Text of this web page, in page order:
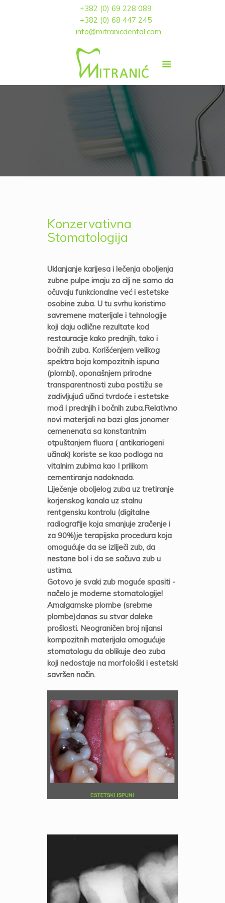
+382 (0) 69 228 089
+382 (0) 68 447 245
info@mitranicdental.com
Konzervativna
Stomatologija
Uklanjanje karijesa i lečenja oboljenja
zubne pulpe imaju za cilj ne samo da
očuvaju funkcionalne već i estetske
osobine zuba. U tu svrhu koristimo
savremene materijale i tehnologije
koji daju odlične rezultate kod
restauracije kako prednjih, tako i
bočnih zuba. Korišćenjem velikog
spektra boja kompozitnih ispuna
(plombi), oponašnjem prirodne
transparentnosti zuba postižu se
zadivljujući učinci tvrdoće i estetske
moći i prednjih i bočnih zuba.Relativno
novi materijali na bazi glas jonomer
cemenenata sa konstantnim
otpuštanjem fluora ( antikariogeni
učinak) koriste se kao podloga na
vitalnim zubima kao I prilikom
cementiranja nadoknada.
Liječenje oboljelog zuba uz tretiranje
korjenskog kanala uz stalnu
rentgensku kontrolu (digitalne
radiografije koja smanjuje zračenje i
za 90%)je terapijska procedura koja
omogućuje da se izliječi zub, da
nestane bol i da se sačuva zub u
ustima.
Gotovo je svaki zub moguće spasiti -
načelo je moderne stomatologije!
Amalgamske plombe (srebrne
plombe)danas su stvar daleke
prošlosti. Neograničen broj nijansi
kompozitnih materijala omogućuje
stomatologu da oblikuje deo zuba
koji nedostaje na morfološki i estetski
savršen način.